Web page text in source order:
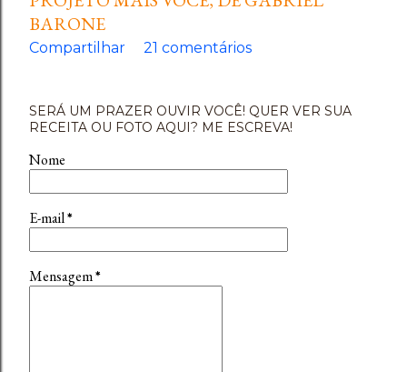
BARONE
Compartilhar 21 comentários
SERÁ UM PRAZER OUVIR VOCÊ! QUER VER SUA
RECEITA OU FOTO AQUI? ME ESCREVA!
Nome
E-mail*
Mensagem*